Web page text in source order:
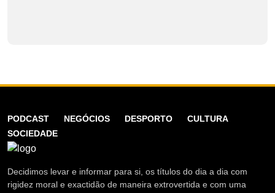
PODCAST NEGÓCIOS DESPORTO
CULTURA
SOCIEDADE
Decidimos levar e informar para si, os títulos do dia a dia com
rigidez moral e exactidão de maneira extrovertida e com uma